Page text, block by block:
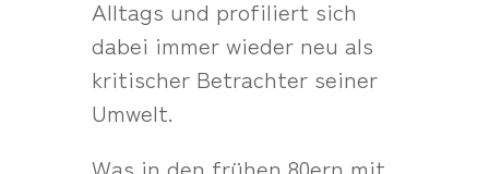
Alltags und profiliert sich
dabei immer wieder neu als
kritischer Betrachter seiner
Umwelt.